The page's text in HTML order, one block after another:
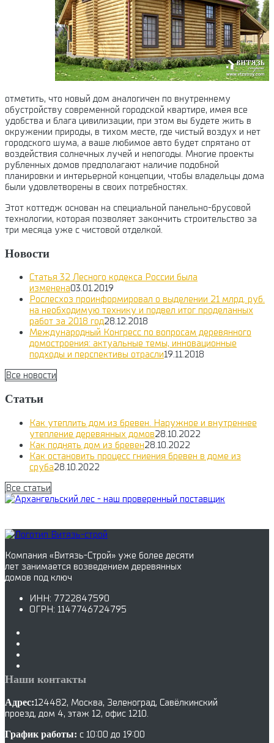
отметить, что новый дом аналогичен по внутреннему
обустройству современной городской квартире, имея все
удобства и блага цивилизации, при этом вы будете жить в
окружении природы, в тихом месте, где чистый воздух и нет
городского шума, а ваше любимое авто будет спрятано от
воздействия солнечных лучей и непогоды. Многие проекты
рубленных домов предполагают наличие подобной
планировки и интерьерной концепции, чтобы владельцы дома
были удовлетворены в своих потребностях.
Этот коттедж основан на специальной панельно-брусовой
технологии, которая позволяет закончить строительство за
три месяца уже с чистовой отделкой.
Новости
Статья 32 Лесного кодекса России была
изменена03.01.2019
Рослесхоз проинформировал о выделении 21 млрд. руб.
на необходимую технику и подвел итог проделанных
работ за 2018 год28.12.2018
Международный Конгресс по вопросам деревянного
домостроения: актуальные темы, инновационные
подходы и перспективы отрасли19.11.2018
Все новости
Статьи
Как утеплить дом из бревен. Наружное и внутреннее
утепление деревянных домов28.10.2022
Как поднять дом из бревен28.10.2022
Как остановить процесс гниения бревен в доме из
сруба28.10.2022
Все статьи
Компания «Витязь-Строй» уже более десяти
лет занимается возведением деревянных
домов под ключ
ИНН: 7722847590
ОГРН: 1147746724795
Наши контакты
Адрес:124482, Москва, Зеленоград, Савёлкинский
проезд, дом 4, этаж 12, офис 1210.
График работы: с 10:00 до 19:00